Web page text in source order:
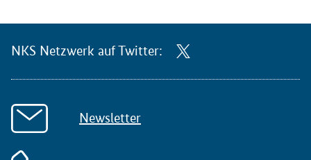
NKS Netzwerk auf Twitter:
Newsletter